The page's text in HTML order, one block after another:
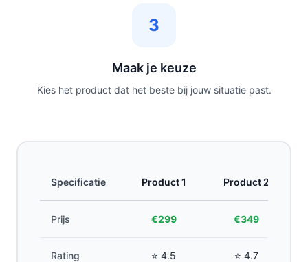
3
Maak je keuze
Kies het product dat het beste bij jouw situatie past.
Specificatie Product 1 Product 2
Prijs €299 €349
Rating ⭐ 4.5 ⭐ 4.7